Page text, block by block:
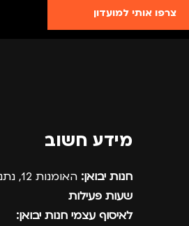
צרפו אותי למועדון
מידע חשוב
חנות יבואן: האומנות 12, נתניה.
שעות פעילות
לאיסוף עצמי חנות יבואן: